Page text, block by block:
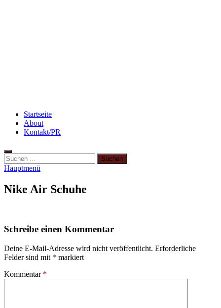
Startseite
About
Kontakt/PR
Suchen
nach:
Hauptmenü
Nike Air Schuhe
Schreibe einen Kommentar
Deine E-Mail-Adresse wird nicht veröffentlicht. Erforderliche
Felder sind mit * markiert
Kommentar *